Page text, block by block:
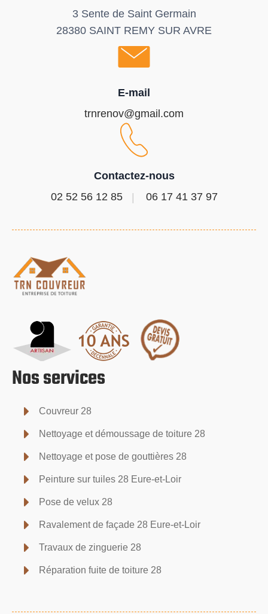
3 Sente de Saint Germain
28380 SAINT REMY SUR AVRE
E-mail
trnrenov@gmail.com
Contactez-nous
02 52 56 12 85
06 17 41 37 97
Nos services
Couvreur 28
Nettoyage et démoussage de toiture 28
Nettoyage et pose de gouttières 28
Peinture sur tuiles 28 Eure-et-Loir
Pose de velux 28
Ravalement de façade 28 Eure-et-Loir
Travaux de zinguerie 28
Réparation fuite de toiture 28